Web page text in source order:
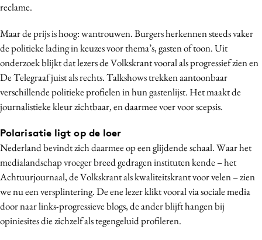
reclame.
Maar de prijs is hoog: wantrouwen. Burgers herkennen steeds vaker
de politieke lading in keuzes voor thema’s, gasten of toon. Uit
onderzoek blijkt dat lezers de Volkskrant vooral als progressief zien en
De Telegraaf juist als rechts. Talkshows trekken aantoonbaar
verschillende politieke profielen in hun gastenlijst. Het maakt de
journalistieke kleur zichtbaar, en daarmee voer voor scepsis.
Polarisatie ligt op de loer
Nederland bevindt zich daarmee op een glijdende schaal. Waar het
medialandschap vroeger breed gedragen instituten kende – het
Achtuurjournaal, de Volkskrant als kwaliteitskrant voor velen – zien
we nu een versplintering. De ene lezer klikt vooral via sociale media
door naar links-progressieve blogs, de ander blijft hangen bij
opiniesites die zichzelf als tegengeluid profileren.